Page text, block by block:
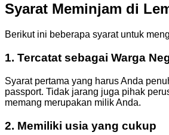
Syarat Meminjam di
Berikut ini beberapa syarat untuk
1. Tercatat sebagai Warga
Syarat pertama yang harus Anda
passport. Tidak jarang juga pihak
memang merupakan milik Anda.
2. Memiliki usia yang cukup